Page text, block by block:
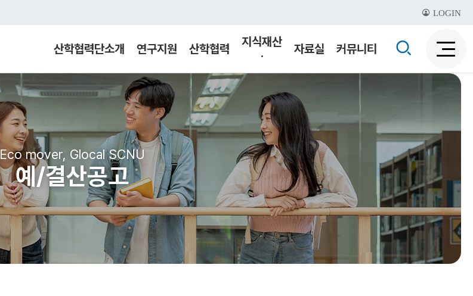
LOGIN
산학협력단소개 연구지원 산학협력
지식재산
·
기술이전
자료실 커뮤니티
색
성
화
색
Eco mover, Glocal SCNU
예/결산공고